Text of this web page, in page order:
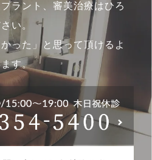
ラント、審美治療はひろ
い。
った」と思って頂けるよ
す。